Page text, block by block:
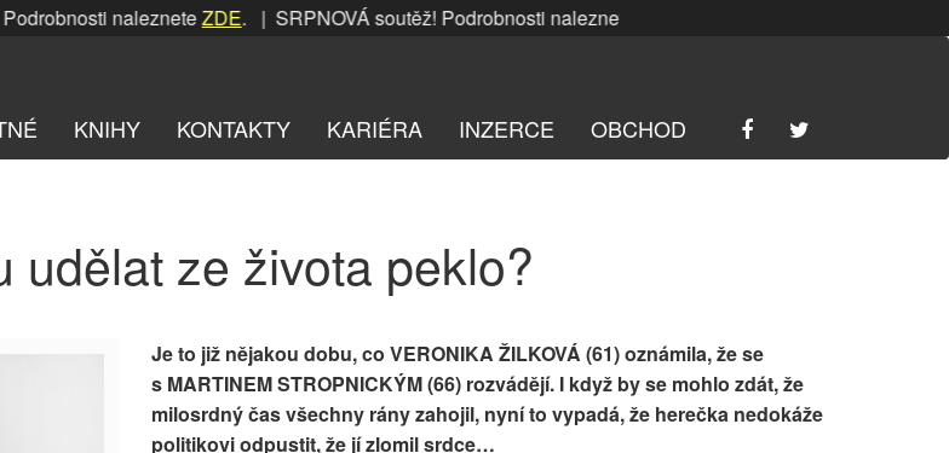
nalezneteZDE. | SRPNOVÁ soutěž! Podrobnosti nalezneteZDE
KNIHY KONTAKTY KARIÉRA INZERCE OBCHOD
udělat ze života peklo?
Je to již nějakou dobu, co VERONIKA ŽILKOVÁ (61) oznámila, že se
s MARTINEM STROPNICKÝM (66) rozvádějí. I když by se mohlo zdát, že
milosrdný čas všechny rány zahojil, nyní to vypadá, že herečka nedokáže
politikovi odpustit, že jí zlomil srdce…